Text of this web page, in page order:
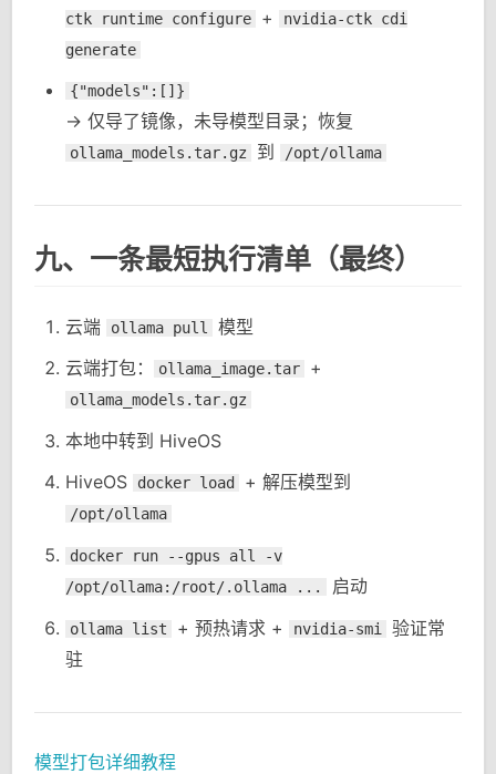
ctk runtime configure +
nvidia-ctk cdi
generate
{"models":[]}
-> 仅导了镜像，未导模型目录；恢复
ollama_models.tar.gz 到 /opt/ollama
九、一条最短执行清单（最终）
云端 ollama pull
模型
云端打包：
ollama_image.tar +
ollama_models.tar.gz
本地中转到 HiveOS
HiveOS
docker load + 解压模型到
/opt/ollama
docker run --gpus all -v
/opt/ollama:/root/.ollama ...
启动
ollama list + 预热请求 + nvidia-smi
验证常
驻
模型打包详细教程